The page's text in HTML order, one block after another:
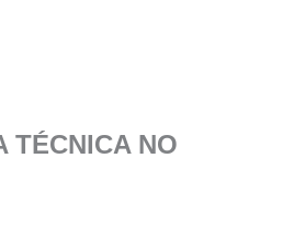
TÉCNICA NO